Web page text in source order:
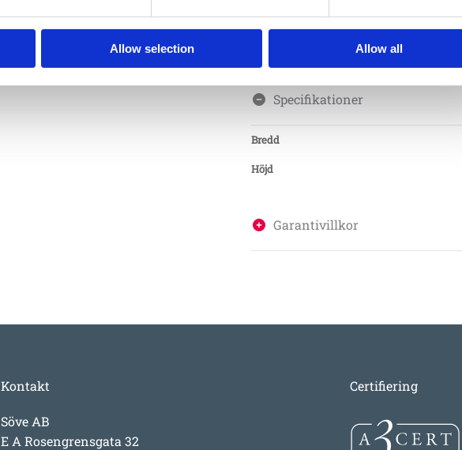
Allow selection Allow all
Specifikationer
Bredd
Höjd
Garantivillkor
Kontakt
Söve AB
E A Rosengrensgata 32
Certifiering